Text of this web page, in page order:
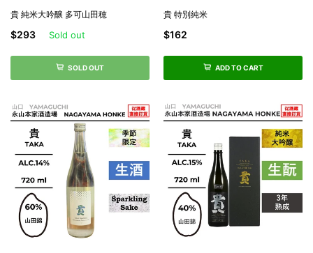
貴 純米大吟醸 多可山田穂
$293 Sold out
SOLD OUT
貴 特別純米
$162
ADD TO CART